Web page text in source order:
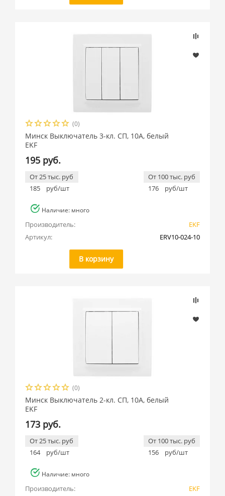
(0)
Минск Выключатель 3-кл. СП, 10А, белый
EKF
195 руб.
От 25 тыс. руб
185
руб/шт
От 100 тыс. руб
176
руб/шт
Наличие: много
Производитель:
EKF
Артикул:
ERV10-024-10
В корзину
(0)
Минск Выключатель 2-кл. СП, 10А, белый
EKF
173 руб.
От 25 тыс. руб
164
руб/шт
От 100 тыс. руб
156
руб/шт
Наличие: много
Производитель:
EKF